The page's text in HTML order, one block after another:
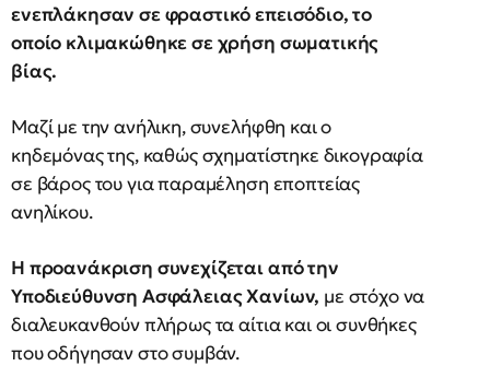
ενεπλάκησαν σε φραστικό επεισόδιο, το
οποίο κλιμακώθηκε σε χρήση σωματικής
βίας.
Μαζί με την ανήλικη, συνελήφθη και ο
κηδεμόνας της, καθώς σχηματίστηκε δικογραφία
σε βάρος του για παραμέληση εποπτείας
ανηλίκου.
Η προανάκριση συνεχίζεται από την
Υποδιεύθυνση Ασφάλειας Χανίων, με στόχο να
διαλευκανθούν πλήρως τα αίτια και οι συνθήκες
που οδήγησαν στο συμβάν.